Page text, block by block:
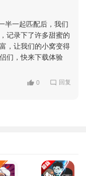
送给对方，让对方进
。
半一起匹配后，我们
记录下了许多甜蜜的
，让我们的小窝变得
们，快来下载体验
0 回复